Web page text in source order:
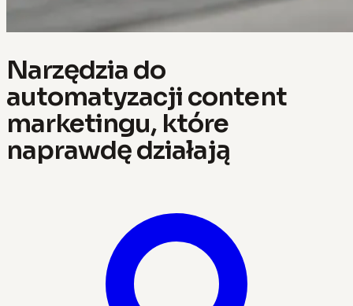
Narzędzia do
automatyzacji content
marketingu, które
naprawdę działają